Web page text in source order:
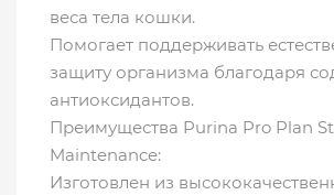
веса тела кошки.
Помогает поддерживать
защиту организма благодаря
антиоксидантов.
Преимущества Purina Pro Plan
Maintenance:
Изготовлен из